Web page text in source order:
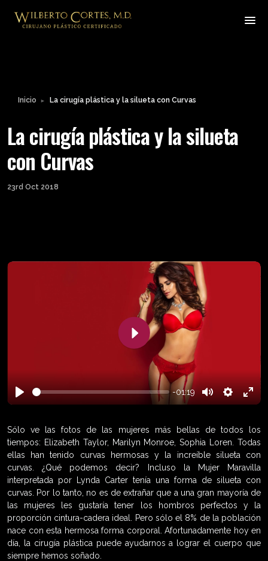
Inicio ► La cirugía plástica y la silueta con Curvas
La cirugía plástica y la silueta
con Curvas
23rd Oct 2018
Play
-01:19
MuteSettings
Enter
Play
Sólo ve las fotos de las mujeres más bellas de todos los
tiempos: Elizabeth Taylor, Marilyn Monroe, Sophia Loren. Todas
ellas han tenido curvas hermosas y la increíble silueta con
curvas. ¿Qué podemos decir? Incluso la Mujer Maravilla
interpretada por Lynda Carter tenía una forma de silueta con
curvas. Por lo tanto, no es de extrañar que a una gran mayoría de
las mujeres les gustaría tener los hombros perfectos y la
proporción cintura-cadera ideal. Pero sólo el 8% de la población
nace con esta hermosa forma corporal. Afortunadamente hoy en
día, la cirugía plástica puede ayudarnos a lograr el cuerpo que
siempre hemos soñado.